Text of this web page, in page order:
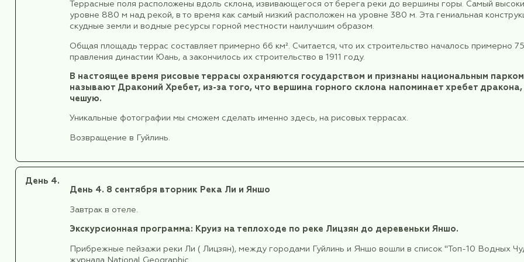
Гуйлинь возник вокруг многочисленных рек и озер, соединенных и связанных
«Две реки и четыре озера».
Прибытие в Гуйлинь в 16:42 встреча с гидом на железнодорожном вокзале,
Отдых.
День 3.7 сентября понедельник Луншэнь
Завтрак в отеле.
Переезд на автобусе в г. Луншэнь.
На великолепных террасных полях разбросаны различные деревни
различные группы меньшинств носят уникальные традиционные костюмы, чтут